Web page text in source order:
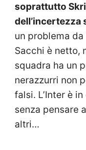
soprattutto
dell’incertezza
un problema da
Sacchi è netto,
squadra ha un
nerazzurri non
falsi. L’Inter è
senza pensare
altri…